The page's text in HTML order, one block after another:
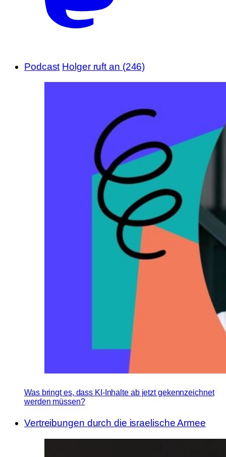
Podcast Holger ruft an (246)
Was bringt es, dass KI-Inhalte ab jetzt gekennzeichnet
werden müssen?
Vertreibungen durch die israelische Armee